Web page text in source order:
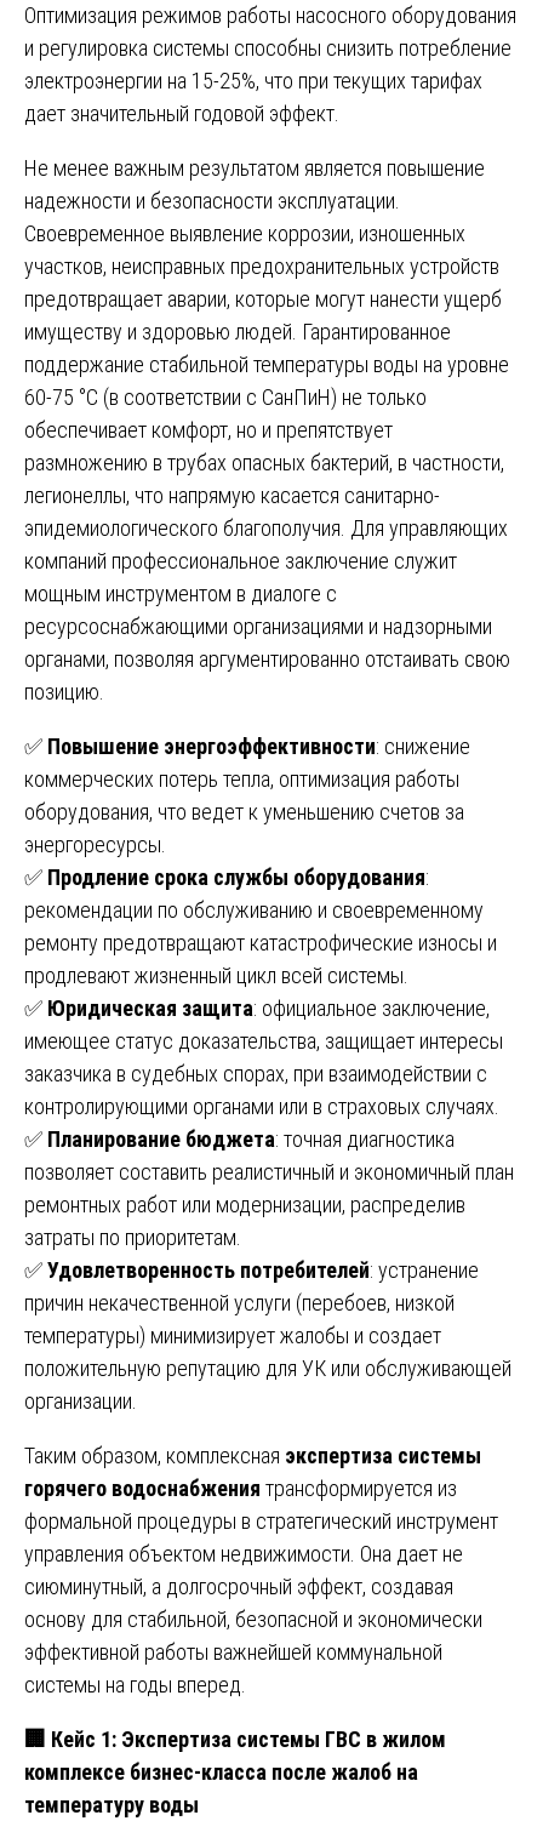
Оптимизация режимов работы насосного оборудования
и регулировка системы способны снизить потребление
электроэнергии на 15-25%, что при текущих тарифах
дает значительный годовой эффект.
Не менее важным результатом является повышение
надежности и безопасности эксплуатации.
Своевременное выявление коррозии, изношенных
участков, неисправных предохранительных устройств
предотвращает аварии, которые могут нанести ущерб
имуществу и здоровью людей. Гарантированное
поддержание стабильной температуры воды на уровне
60-75 °C (в соответствии с СанПиН) не только
обеспечивает комфорт, но и препятствует
размножению в трубах опасных бактерий, в частности,
легионеллы, что напрямую касается санитарно-
эпидемиологического благополучия. Для управляющих
компаний профессиональное заключение служит
мощным инструментом в диалоге с
ресурсоснабжающими организациями и надзорными
органами, позволяя аргументированно отстаивать свою
позицию.
✅ Повышение энергоэффективности: снижение
коммерческих потерь тепла, оптимизация работы
оборудования, что ведет к уменьшению счетов за
энергоресурсы.
✅ Продление срока службы оборудования:
рекомендации по обслуживанию и своевременному
ремонту предотвращают катастрофические износы и
продлевают жизненный цикл всей системы.
✅ Юридическая защита: официальное заключение,
имеющее статус доказательства, защищает интересы
заказчика в судебных спорах, при взаимодействии с
контролирующими органами или в страховых случаях.
✅ Планирование бюджета: точная диагностика
позволяет составить реалистичный и экономичный план
ремонтных работ или модернизации, распределив
затраты по приоритетам.
✅Удовлетворенность потребителей: устранение
причин некачественной услуги (перебоев, низкой
температуры) минимизирует жалобы и создает
положительную репутацию для УК или обслуживающей
организации.
Таким образом, комплексная экспертиза системы
горячего водоснабжения трансформируется из
формальной процедуры в стратегический инструмент
управления объектом недвижимости. Она дает не
сиюминутный, а долгосрочный эффект, создавая
основу для стабильной, безопасной и экономически
эффективной работы важнейшей коммунальной
системы на годы вперед.
🏢 Кейс 1: Экспертиза системы ГВС в жилом
комплексе бизнес-класса после жалоб на
температуру воды